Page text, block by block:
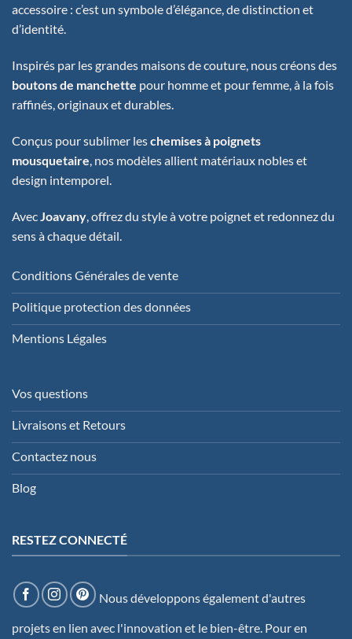
accessoire : c’est un symbole d’élégance, de distinction et
d’identité.
Inspirés par les grandes maisons de couture, nous créons des
boutons de manchette pour homme et pour femme, à la fois
raffinés, originaux et durables.
Conçus pour sublimer leschemises à poignets
mousquetaire, nos modèles allient matériaux nobles et
design intemporel.
AvecJoavany, offrez du style à votre poignet et redonnez du
sens à chaque détail.
Conditions Générales de vente
Politique protection des données
Mentions Légales
Vos questions
Livraisons et Retours
Contactez nous
Blog
RESTEZ CONNECTÉ
Nous développons également d'autres
projets en lien avec l'innovation et le bien-être. Pour en